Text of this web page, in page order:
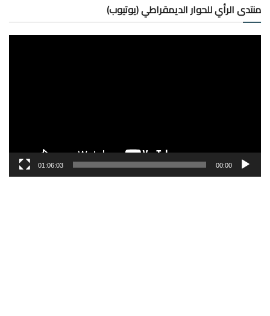
منتدى الرأي للحوار الديمقراطي (يوتيوب)
00:00
01:06:03